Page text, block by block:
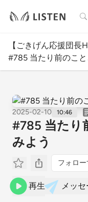
検索
【ごきげん応援団
#785 当たり前のこ
2025-02-10 10:46
#785 当たり
みよう
フォロー
再生 メッ